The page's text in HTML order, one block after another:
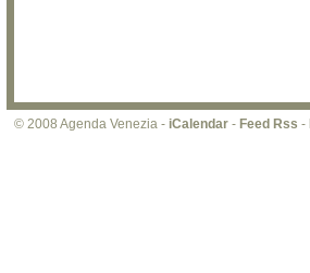
© 2008 Agenda Venezia - iCalendar - Feed Rss -